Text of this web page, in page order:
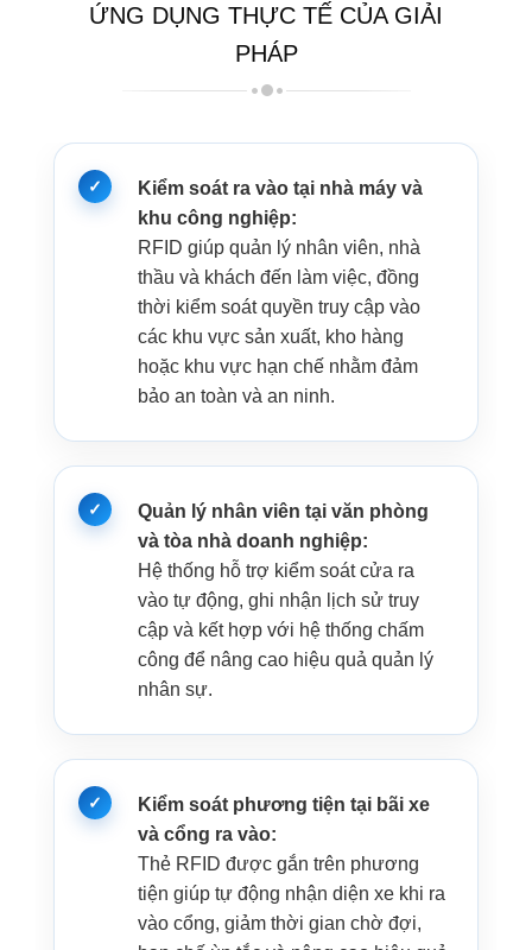
ỨNG DỤNG THỰC TẾ CỦA GIẢI
PHÁP
Kiểm soát ra vào tại nhà máy và
khu công nghiệp:
RFID giúp quản lý nhân viên, nhà
thầu và khách đến làm việc, đồng
thời kiểm soát quyền truy cập vào
các khu vực sản xuất, kho hàng
hoặc khu vực hạn chế nhằm đảm
bảo an toàn và an ninh.
Quản lý nhân viên tại văn phòng
và tòa nhà doanh nghiệp:
Hệ thống hỗ trợ kiểm soát cửa ra
vào tự động, ghi nhận lịch sử truy
cập và kết hợp với hệ thống chấm
công để nâng cao hiệu quả quản lý
nhân sự.
Kiểm soát phương tiện tại bãi xe
và cổng ra vào:
Thẻ RFID được gắn trên phương
tiện giúp tự động nhận diện xe khi ra
vào cổng, giảm thời gian chờ đợi,